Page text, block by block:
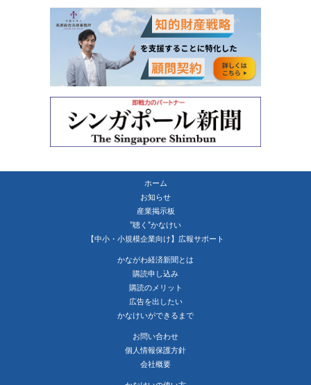
ホーム
お知らせ
産業掲示板
”聴く”かなけい
【中小・小規模企業向け】広報サポート
かながわ経済新聞とは
購読申し込み
購読のメリット
広告を出したい
かなけいができるまで
お問い合わせ
個人情報保護方針
会社概要